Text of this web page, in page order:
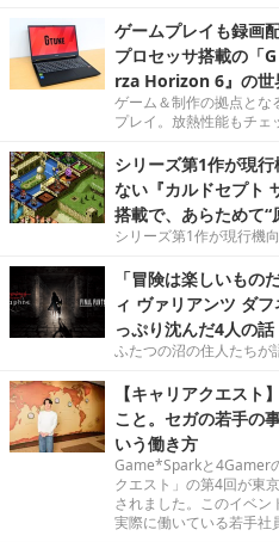
ゲームプレイも録画
プロセッサ搭載の「
rza Horizon 6』の世
ゲーム＆制作の拠点とな
プレイ。放熱性能もチェ
シリーズ第1作が現
ない『カルドセプト
搭載で、あらためて“
シリーズ第1作が現行機
「冒険は楽しいもの
ィ ヴァリアンツ ダ
っぷり沈んだ4人の話
ふたつの沼の住人たちが
【キャリアクエスト
こと。セガの若手の
いう働き方
Game*Sparkと4Gamer
クエスト」の第4回が東
されました。このイベ
実際に働いている若手社